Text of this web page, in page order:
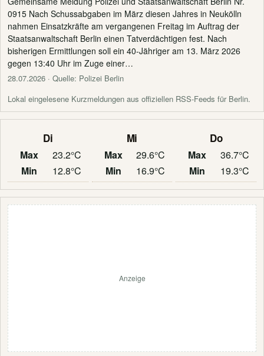
0915 Nach Schussabgaben im März diesen Jahres in Neukölln
nahmen Einsatzkräfte am vergangenen Freitag im Auftrag der
Staatsanwaltschaft Berlin einen Tatverdächtigen fest. Nach
bisherigen Ermittlungen soll ein 40-Jähriger am 13. März 2026
gegen 13:40 Uhr im Zuge einer…
28.07.2026 · Quelle: Polizei Berlin
Lokal eingelesene Kurzmeldungen aus offiziellen RSS-Feeds für Berlin.
Di
Max
23.2°C
Min
12.8°C
Mi
Max
29.6°C
Min
16.9°C
Do
Max
36.7°C
Min
19.3°C
Anzeige